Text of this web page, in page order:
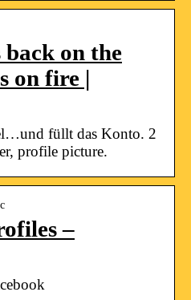
on the
on fire |
füllt das Konto. 2
profile picture.
–